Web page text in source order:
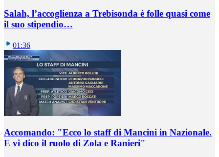
Salah, l’accoglienza a Trebisonda è folle quasi come
il suo stipendio…
01:36
Accomando: "Ecco lo staff di Mancini in Nazionale.
E vi dico il ruolo di Zola e Ranieri"